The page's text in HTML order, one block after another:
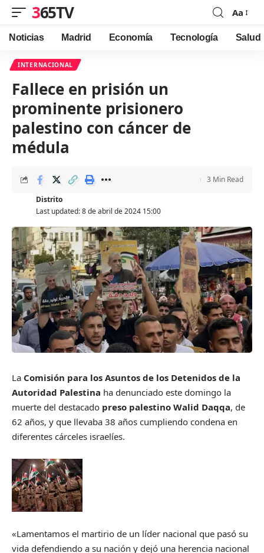
365TV
Font
Resizer
Aa
Noticias Madrid Economía Tecnología Salud
INTERNACIONAL
Fallece en prisión un
prominente prisionero
palestino con cáncer de
médula
Last updated: 8 de abril de 2024 15:00
Distrito
3 Min Read
La Comisión para los Asuntos de los Detenidos de la
Autoridad Palestina ha denunciado este domingo la
muerte del destacado preso palestino Walid Daqqa, de
62 años, y que llevaba 38 años cumpliendo condena en
diferentes cárceles israelíes.
«Lamentamos el martirio de un líder nacional que pasó su
vida defendiendo a su nación y dejó una herencia nacional